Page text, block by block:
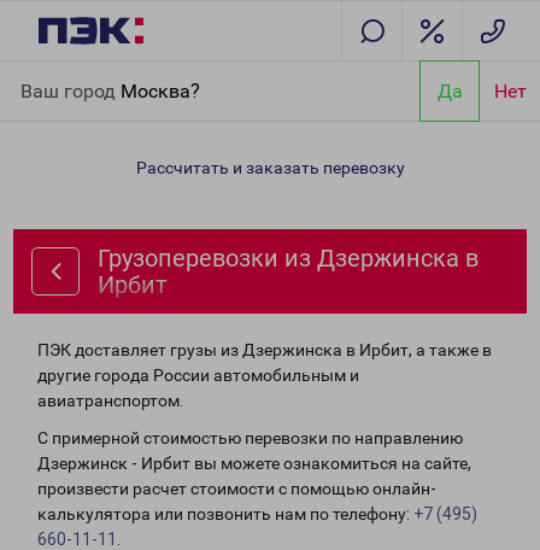
Ваш город Москва? Да Нет
Ирбит
Рассчитать и заказать перевозку
Грузоперевозки из Дзержинска в
Ирбит
ПЭК доставляет грузы из Дзержинска в Ирбит, а также в
другие города России автомобильным и
авиатранспортом.
С примерной стоимостью перевозки по направлению
Дзержинск - Ирбит вы можете ознакомиться на сайте,
произвести расчет стоимости с помощью онлайн-
калькулятора или позвонить нам по телефону: +7 (495)
660-11-11